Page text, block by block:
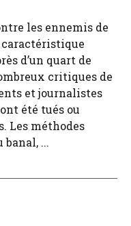
les ennemis de
d’un quart de
critiques de
et journalistes
été tués ou
Les méthodes
...